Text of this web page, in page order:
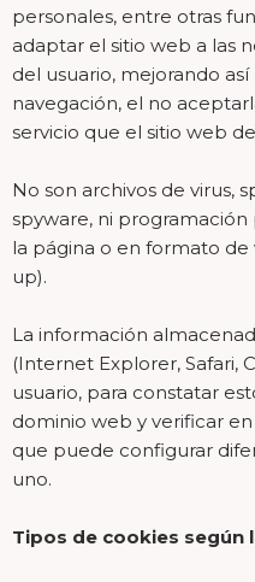
personales, entre otras
adaptar el sitio web a las
del usuario, mejorando
navegación, el no
servicio que el sitio web
No son archivos de virus,
spyware, ni programación
la página o en formato
up).
La información
(Internet Explorer, Safari,
usuario, para constatar
dominio web y verificar
que puede configurar
uno.
Tipos de cookies según